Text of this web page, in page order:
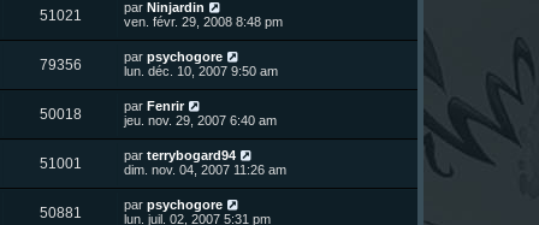
a
g
e
m
e
s
s
a
g
e
s
i
e
r
m
e
s
s
a
g
e
51021
u
s
D
e
i
e
r
m
e
s
s
a
g
e
par Ninjardin
ven. févr. 29, 2008 8:48 pm
79356V
u
D
e
i
e
r
m
e
s
s
a
par psychogore
lun. déc. 10, 2007 9:50 am
50018V
u
D
e
i
e
r
m
e
par Fenrir
jeu. nov. 29, 2007 6:40 am
51001
u
D
e
i
par terrybogard94
dim. nov. 04, 2007 11:26 am
50881
D
e
par psychogore
lun. juil. 02, 2007 5:31 pm